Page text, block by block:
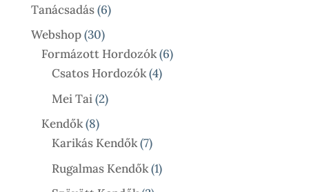
Tanácsadás 66
Webshop 3030
Termék
Formázott Hordozók 66
Csatos Hordozók 44
Mei Tai 22
Kendők 88
Termék
Karikás Kendők 77
Termék
Rugalmas Kendők 11